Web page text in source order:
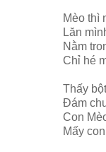
Mèo thì
Lăn
Nằm
Chỉ hé
Thấy
Đám
Con
Mấy